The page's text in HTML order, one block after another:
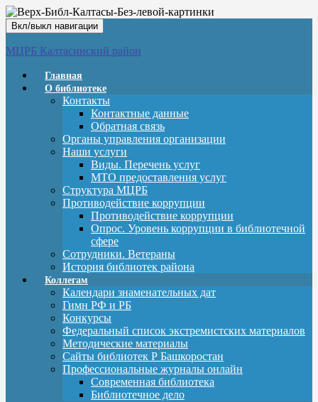
Вкл/выкл навигации
МЦРБ Калтасинский район
Главная
О библиотеке
Контакты
Контактные данные
Обратная связь
Органы управления организации
Наши услуги
Виды. Перечень услуг
МТО предоставления услуг
Структура МЦРБ
Противодействие коррупции
Противодействие коррупции
Опрос. Уровень коррупции в библиотечной
сфере
Сотрудники. Ветераны
История библиотек района
Коллегам
Календари знаменательных дат
Гимн РФ и РБ
Конкурсы
Федеральный список экстремистских материалов
Методические материалы
Сайты библиотек Р Башкоростан
Профессиональные журналы онлайн
Современная библиотека
Библиотечное дело